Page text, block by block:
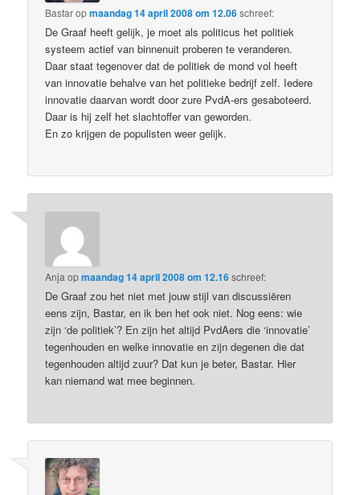
Bastaropmaandag 14 april 2008 om 12.06schreef:
De Graaf heeft gelijk, je moet als politicus het politiek
systeem actief van binnenuit proberen te veranderen.
Daar staat tegenover dat de politiek de mond vol heeft
van innovatie behalve van het politieke bedrijf zelf. Iedere
innovatie daarvan wordt door zure PvdA-ers gesaboteerd.
Daar is hij zelf het slachtoffer van geworden.
En zo krijgen de populisten weer gelijk.
Anja opmaandag 14 april 2008 om 12.16schreef:
De Graaf zou het niet met jouw stijl van discussiëren
eens zijn, Bastar, en ik ben het ook niet. Nog eens: wie
zijn ‘de politiek’? En zijn het altijd PvdAers die ‘innovatie’
tegenhouden en welke innovatie en zijn degenen die dat
tegenhouden altijd zuur? Dat kun je beter, Bastar. Hier
kan niemand wat mee beginnen.